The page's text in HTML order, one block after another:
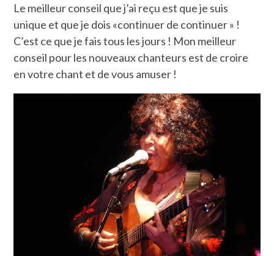
Le meilleur conseil que j’ai reçu est que je suis
unique et que je dois «continuer de continuer » !
C’est ce que je fais tous les jours ! Mon meilleur
conseil pour les nouveaux chanteurs est de croire
en votre chant et de vous amuser !